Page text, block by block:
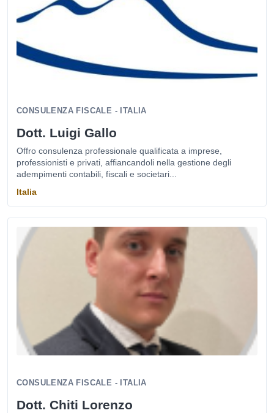
CONSULENZA FISCALE - ITALIA
Dott. Luigi Gallo
Offro consulenza professionale qualificata a imprese,
professionisti e privati, affiancandoli nella gestione degli
adempimenti contabili, fiscali e societari...
Italia
CONSULENZA FISCALE - ITALIA
Dott. Chiti Lorenzo